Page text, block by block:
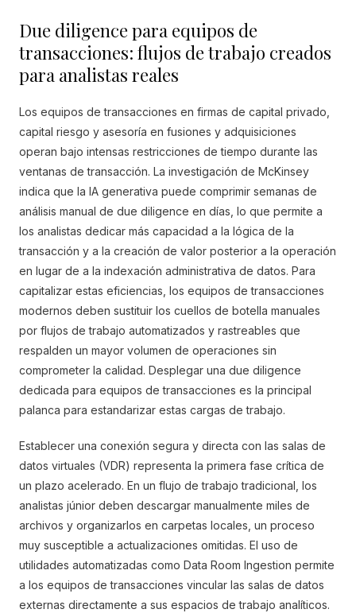
Due diligence para equipos de
transacciones: flujos de trabajo creados
para analistas reales
Los equipos de transacciones en firmas de capital privado,
capital riesgo y asesoría en fusiones y adquisiciones
operan bajo intensas restricciones de tiempo durante las
ventanas de transacción. La investigación de McKinsey
indica que la IA generativa puede comprimir semanas de
análisis manual de due diligence en días, lo que permite a
los analistas dedicar más capacidad a la lógica de la
transacción y a la creación de valor posterior a la operación
en lugar de a la indexación administrativa de datos. Para
capitalizar estas eficiencias, los equipos de transacciones
modernos deben sustituir los cuellos de botella manuales
por flujos de trabajo automatizados y rastreables que
respalden un mayor volumen de operaciones sin
comprometer la calidad. Desplegar una due diligence
dedicada para equipos de transacciones es la principal
palanca para estandarizar estas cargas de trabajo.
Establecer una conexión segura y directa con las salas de
datos virtuales (VDR) representa la primera fase crítica de
un plazo acelerado. En un flujo de trabajo tradicional, los
analistas júnior deben descargar manualmente miles de
archivos y organizarlos en carpetas locales, un proceso
muy susceptible a actualizaciones omitidas. El uso de
utilidades automatizadas como Data Room Ingestion permite
a los equipos de transacciones vincular las salas de datos
externas directamente a sus espacios de trabajo analíticos.